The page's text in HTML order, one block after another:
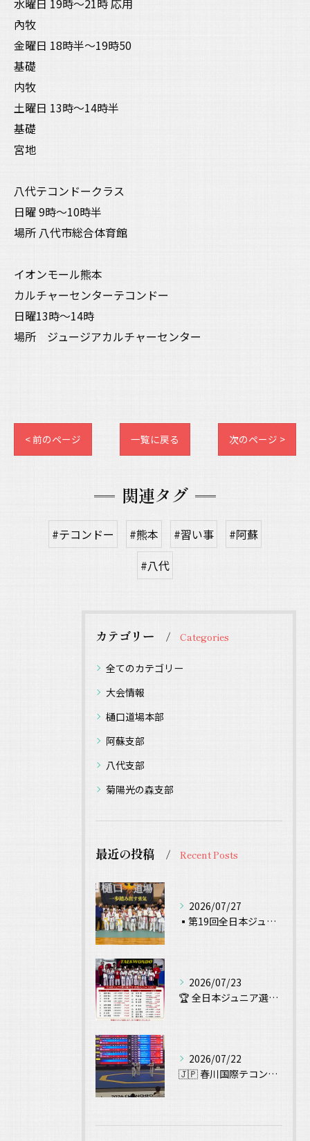
水曜日 19時〜21時 応用
內牧
金曜日 18時半〜19時50
基礎
内牧
土曜日 13時〜14時半
基礎
宮地
八代テコンドークラス
日曜 9時〜10時半
場所 八代市総合体育館
イオンモール熊本
カルチャーセンターテコンドー
日曜13時〜14時
場所 ジュージアカルチャーセンター
< 前のページ 一覧に戻る 次のページ >
関連タグ
#テコンドー #熊本 #習い事
#阿蘇
#八代
カテゴリー Categories
全てのカテゴリー
大会情報
樋口道場本部
阿蘇支部
八代支部
菊陽光の森支部
最近の投稿 Recent Posts
2026/07/27
▪️第19回全日本ジュニアテコンドー選手権 試合結果▪️
2026/07/23
🏆 全日本ジュニア選手権大会 出場！ 🥋
2026/07/22
🇯🇵 春川国際テコンドー大会（Chuncheon Korea...